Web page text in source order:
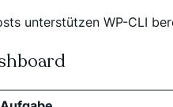
unterstützen WP-CLI